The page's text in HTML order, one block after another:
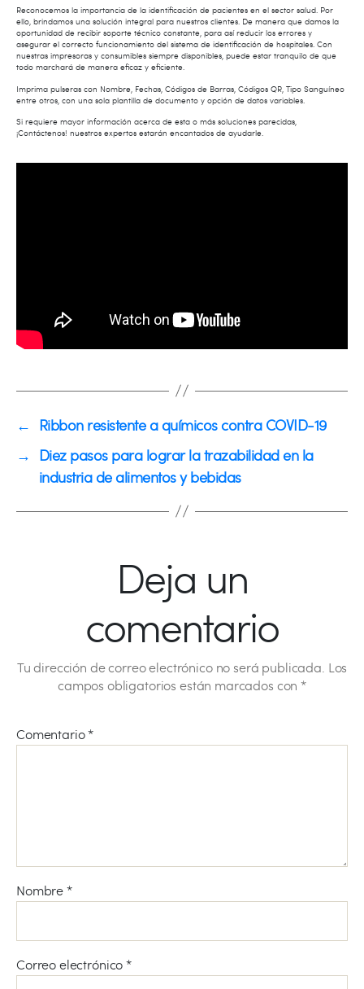
Reconocemos la importancia de la identificación de pacientes en el sector salud. Por
ello, brindamos una solución integral para nuestros clientes. De manera que damos la
oportunidad de recibir soporte técnico constante, para así reducir los errores y
asegurar el correcto funcionamiento del sistema de identificación de hospitales. Con
nuestras impresoras y consumibles siempre disponibles, puede estar tranquilo de que
todo marchará de manera eficaz y eficiente.
Imprima pulseras con Nombre, Fechas, Códigos de Barras, Códigos QR, Tipo Sanguíneo
entre otros, con una sola plantilla de documento y opción de datos variables.
Si requiere mayor información acerca de esta o más soluciones parecidas,
¡Contáctenos! nuestros expertos estarán encantados de ayudarle.
← Ribbon resistente a químicos contra COVID-19
→ Diez pasos para lograr la trazabilidad en la
industria de alimentos y bebidas
Deja un
comentario
Tu dirección de correo electrónico no será publicada. Los
campos obligatorios están marcados con*
Comentario*
Nombre*
Correo electrónico*